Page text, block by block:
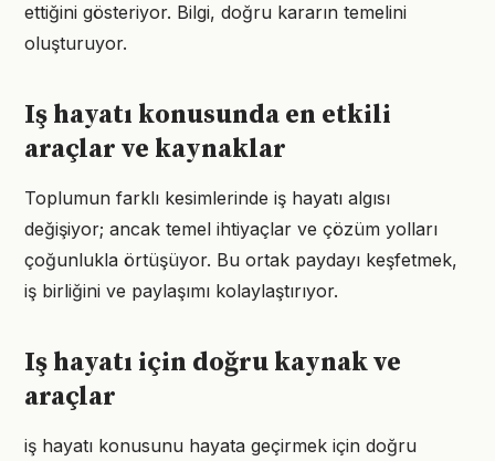
ettiğini gösteriyor. Bilgi, doğru kararın temelini
oluşturuyor.
Iş hayatı konusunda en etkili
araçlar ve kaynaklar
Toplumun farklı kesimlerinde iş hayatı algısı
değişiyor; ancak temel ihtiyaçlar ve çözüm yolları
çoğunlukla örtüşüyor. Bu ortak paydayı keşfetmek,
iş birliğini ve paylaşımı kolaylaştırıyor.
Iş hayatı için doğru kaynak ve
araçlar
iş hayatı konusunu hayata geçirmek için doğru